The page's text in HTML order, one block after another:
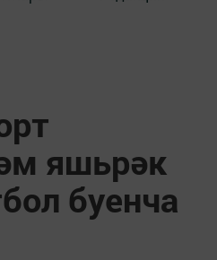
яшьрәк
буенча